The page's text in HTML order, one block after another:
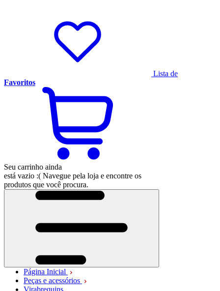
Lista de
Favoritos
Seu carrinho ainda
está vazio :( Navegue pela loja e encontre os
produtos que você procura.
Página Inicial
Peças e acessórios
Virabrequins